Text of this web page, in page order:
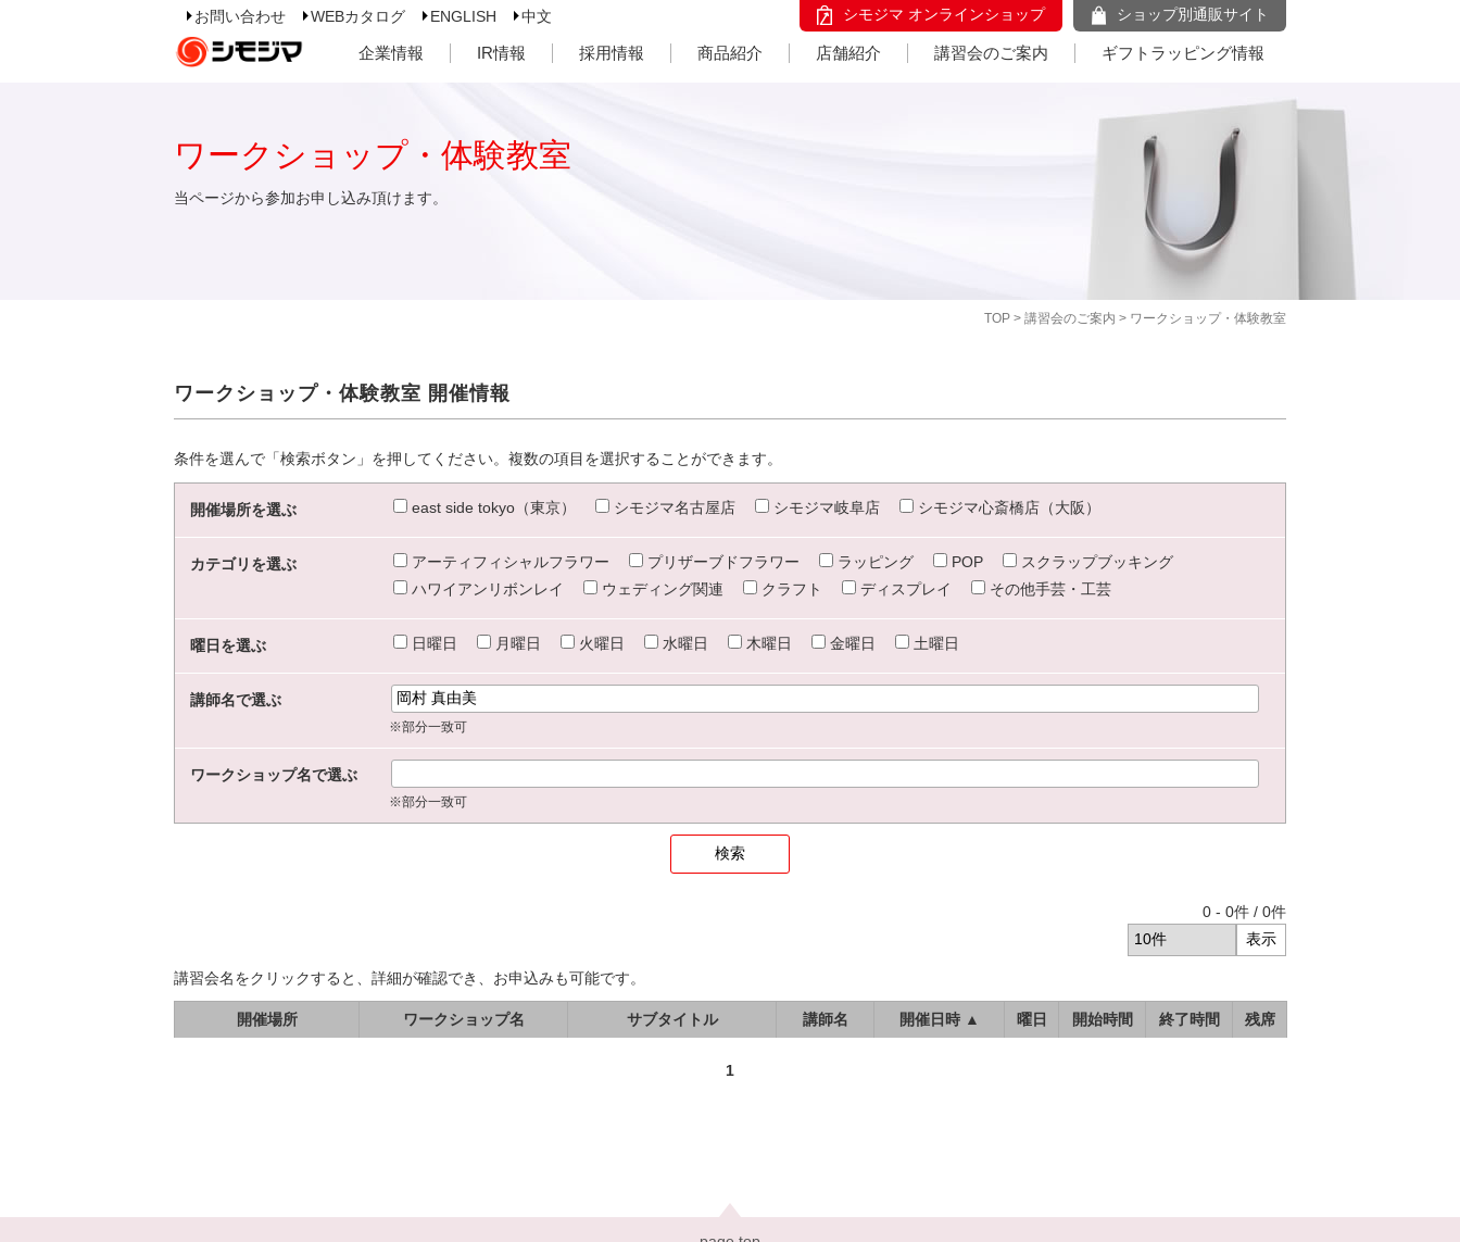
お問い合わせ WEBカタログ ENGLISH 中文 シモジマ オンラインショップ ショップ別通販サイト
企業情報 IR情報 採用情報 商品紹介 店舗紹介 講習会のご案内 ギフトラッピング情報
TOP > 講習会のご案内 > ワークショップ・体験教室
ワークショップ・体験教室
当ページから参加お申し込み頂けます。
ワークショップ・体験教室 開催情報
条件を選んで「検索ボタン」を押してください。複数の項目を選択することができます。
開催場所を選ぶ east side tokyo（東京） シモジマ名古屋店 シモジマ岐阜店 シモジマ心斎橋店（大阪）
カテゴリを選ぶ アーティフィシャルフラワー プリザーブドフラワー ラッピング POP
スクラップブッキング
ハワイアンリボンレイ
ウェディング関連 クラフト ディスプレイ その他手芸・工芸
曜日を選ぶ 日曜日 月曜日 火曜日 水曜日 木曜日 金曜日 土曜日
講師名で選ぶ
※部分一致可
ワークショップ名で選ぶ
※部分一致可
0 - 0件 / 0件
講習会名をクリックすると、詳細が確認でき、お申込みも可能です。
開催場所 ワークショップ名 サブタイトル 講師名 開催日時 ▲ 曜日 開始時間 終了時間 残席
1